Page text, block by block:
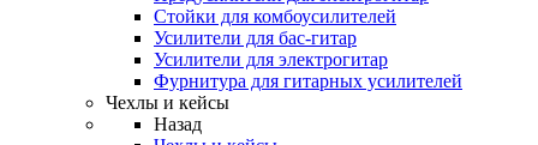
Стойки для комбоусилителей
Усилители для бас-гитар
Усилители для электрогитар
Фурнитура для гитарных усилителей
Чехлы и кейсы
Назад